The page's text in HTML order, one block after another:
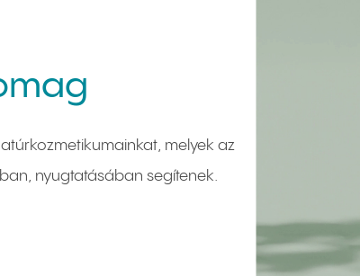
melyek az
nyugtatásában segítenek.